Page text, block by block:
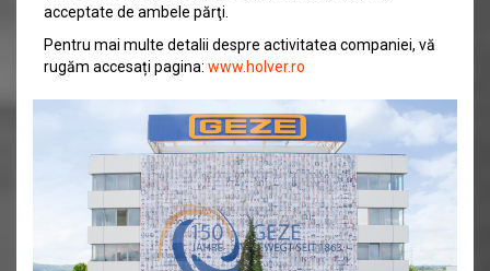
acceptate de ambele părţi.
Pentru mai multe detalii despre activitatea companiei, vă
rugăm accesați pagina: www.holver.ro